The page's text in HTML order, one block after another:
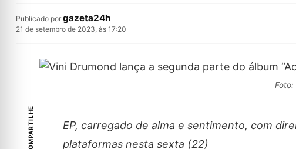
Publicado por gazeta24h
21 de setembro de 2023, às 17:20
Foto:
COMPARTILHE
EP, carregado de alma e sentimento, com
plataformas nesta sexta (22)